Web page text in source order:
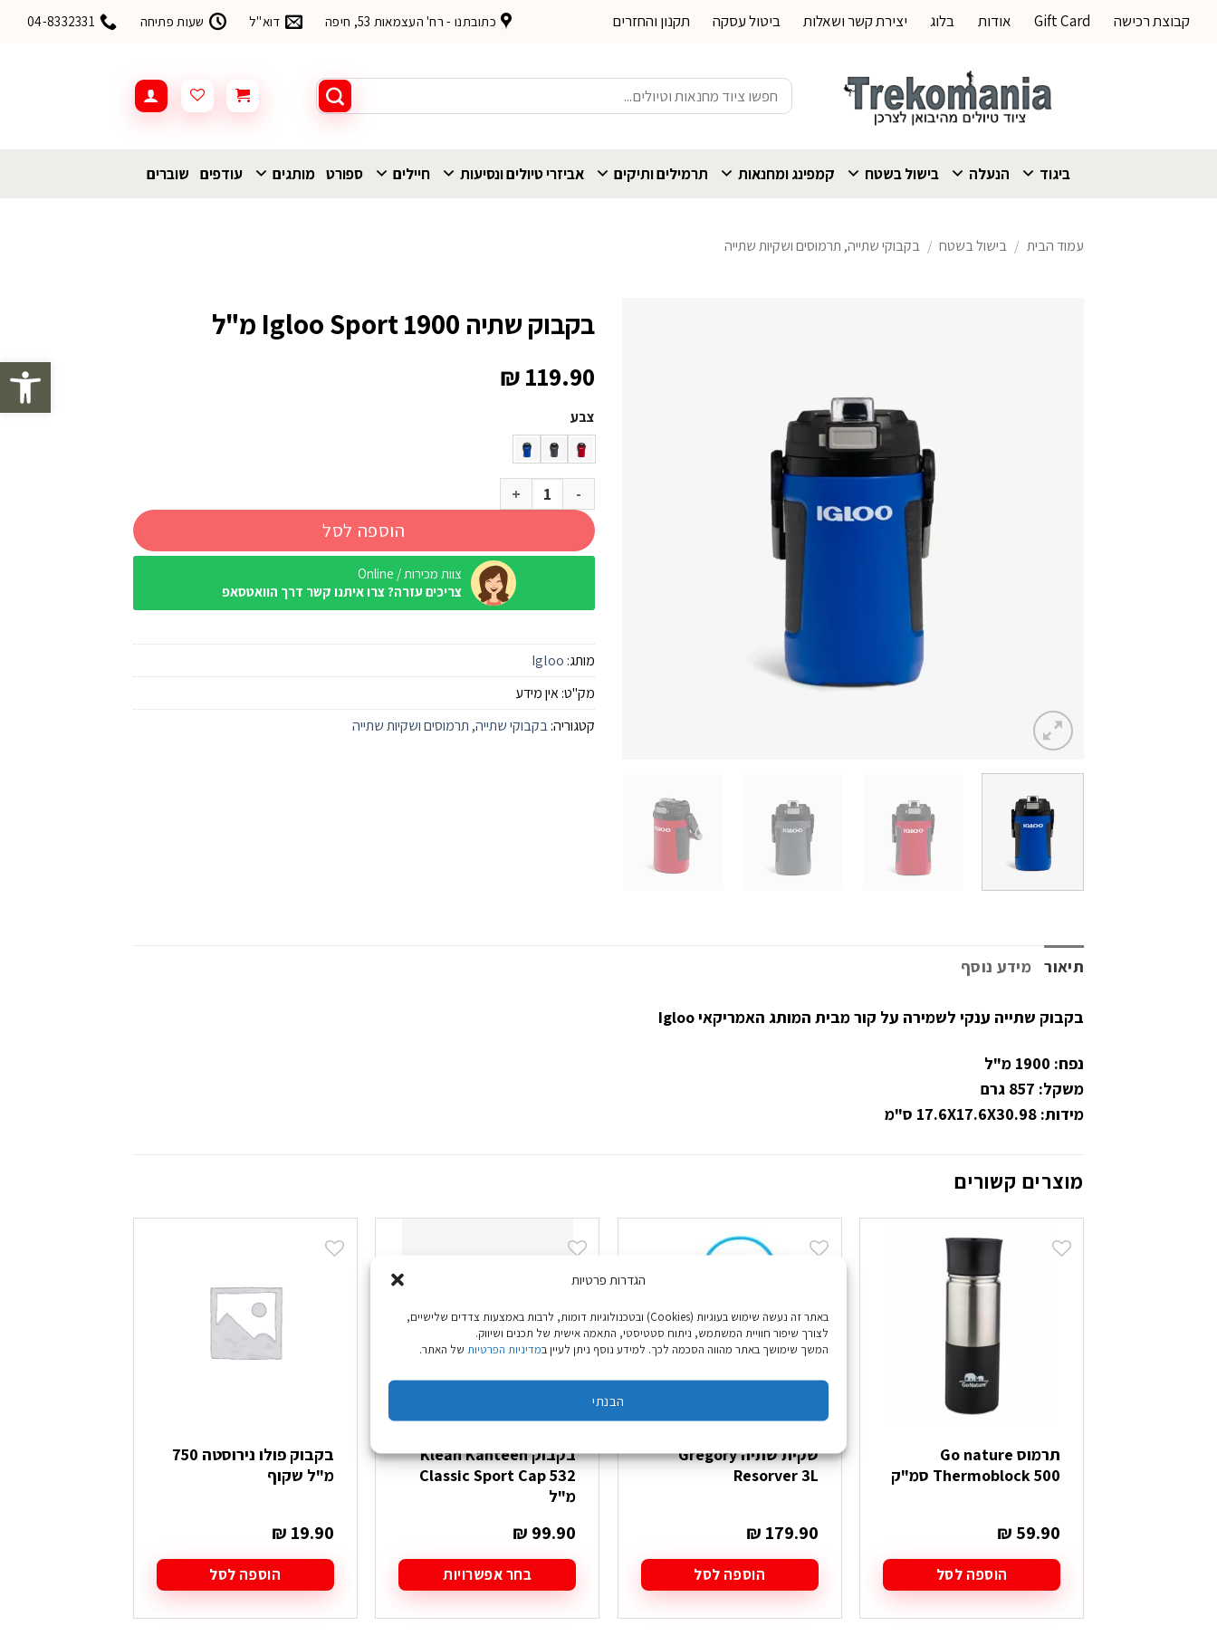
פתח
הגדרות פרטיות
באתר זה נעשה שימוש בעוגיות (Cookies) ובטכנולוגיות דומות, לרבות באמצעות צדדים שלישיים,
לצורך שיפור חוויית המשתמש, ניתוח סטטיסטי, התאמה אישית של תכנים ושיווק.
המשך שימושך באתר מהווה הסכמה לכך. למידע נוסף ניתן לעיין במדיניות הפרטיות של האתר.
הבנתי
קבוצת רכישה Gift Card אודות בלוג יצירת קשר ושאלות ביטול עסקה תקנון והחזרים כתובתנו - רח' העצמאות 53, חיפה דוא"ל שעות פתיחה 04-8332331
חיפוש
עבור:
ביגוד הנעלה בישול בשטח קמפינג ומחנאות תרמילים ותיקים אביזרי טיולים ונסיעות חיילים ספורט מותגים עודפים שוברים
עמוד הבית / בישול בשטח / בקבוקי שתייה, תרמוסים ושקיות שתייה
בקבוק שתיה Igloo Sport 1900 מ"ל
₪119.90
צבע
כמות של בקבוק שתיה Igloo Sport 1900 מ"ל
הוספה לסל
צוות מכירות / Online
צריכים עזרה? צרו איתנו קשר דרך הוואטסאפ
מותג: Igloo
מק"ט:אין מידע
קטגוריה:בקבוקי שתייה, תרמוסים ושקיות שתייה
תיאור מידע נוסף
בקבוק שתייה ענקי לשמירה על קור מבית המותג האמריקאי Igloo
נפח: 1900 מ"ל
משקל: 857 גרם
מידות: 17.6X17.6X30.98 ס"מ
מוצרים קשורים
תרמוס Go nature
Thermoblock 500 סמ"ק
₪ 59.90
הוספה לסל
שקית שתיה Gregory
Resorver 3L
₪ 179.90
הוספה לסל
בקבוק Klean Kanteen
Classic Sport Cap 532
מ"ל
₪ 99.90
בחר אפשרויות
למוצר
זה
בקבוק פולו נירוסטה 750
מ"ל שקוף
₪ 19.90
הוספה לסל